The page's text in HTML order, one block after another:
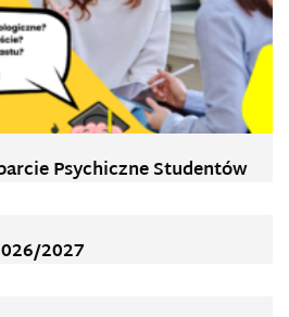
Psychiczne Studentów
2027